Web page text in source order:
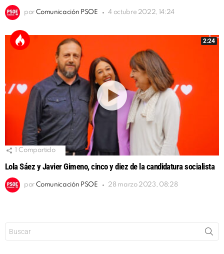
por Comunicación PSOE 4 octubre 2022, 14:24
2:24
Compartido
Lola Sáez y Javier Gimeno, cinco y diez de la candidatura socialista
por Comunicación PSOE 28 marzo 2023, 08:28